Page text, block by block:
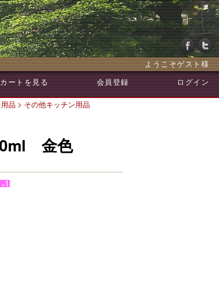
ようこそゲスト様
カートを見る
会員登録 ログイン
品 > その他キッチン用品
金色